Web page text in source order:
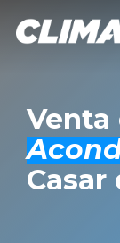
Venta
Casar